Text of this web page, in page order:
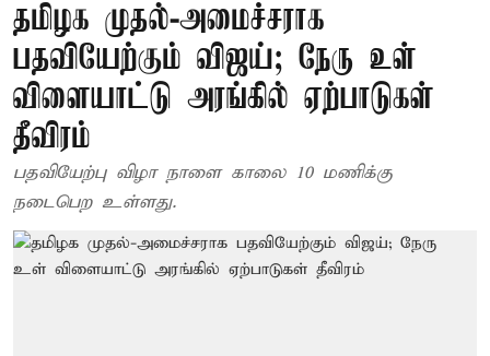
தமிழக முதல்-அமைச்சராக
பதவியேற்கும் விஜய்; நேரு உள்
விளையாட்டு அரங்கில் ஏற்பாடுகள்
தீவிரம்
பதவியேற்பு விழா நாளை காலை 10 மணிக்கு
நடைபெற உள்ளது.